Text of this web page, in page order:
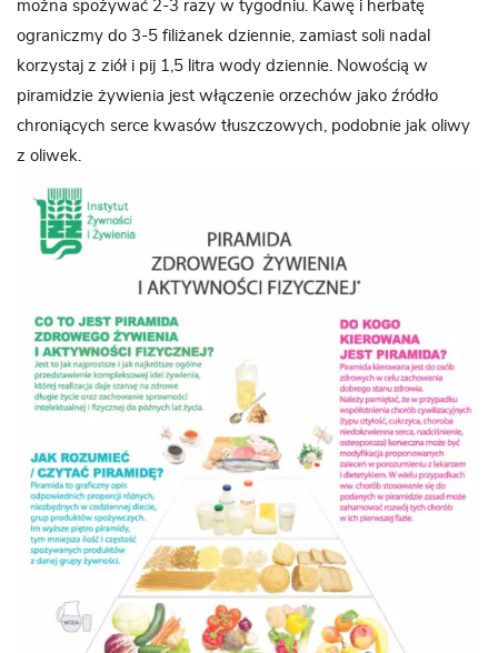
można spożywać 2-3 razy w tygodniu. Kawę i herbatę
ograniczmy do 3-5 filiżanek dziennie, zamiast soli nadal
korzystaj z ziół i pij 1,5 litra wody dziennie. Nowością w
piramidzie żywienia jest włączenie orzechów jako źródło
chroniących serce kwasów tłuszczowych, podobnie jak oliwy
z oliwek.